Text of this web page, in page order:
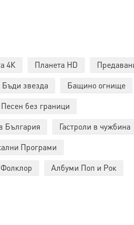
4К Планета HD
Бъди звезда
Бащино огнище
Песен без граници
България
Гастроли в чужбина
Програми
Албуми Поп и Рок